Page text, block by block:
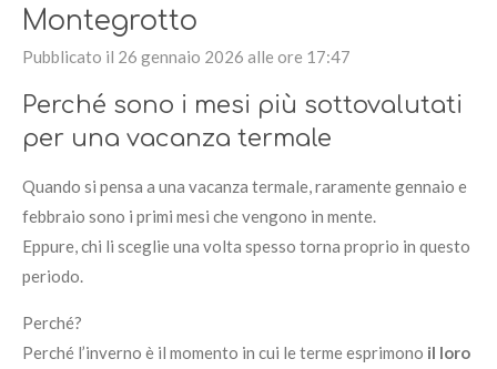
Montegrotto
Pubblicato il 26 gennaio 2026 alle ore 17:47
Perché sono i mesi più sottovalutati
per una vacanza termale
Quando si pensa a una vacanza termale, raramente gennaio e
febbraio sono i primi mesi che vengono in mente.
Eppure, chi li sceglie una volta spesso torna proprio in questo
periodo.
Perché?
Perché l’inverno è il momento in cui le terme esprimono il loro